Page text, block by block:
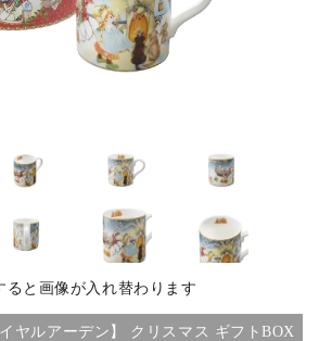
品カテゴリー/雑貨
ブランド
ると画像が入れ替わります
ヤルアーデン】 クリスマス ギフトBOX